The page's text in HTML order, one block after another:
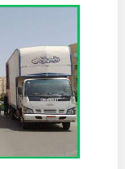
وتركيبه